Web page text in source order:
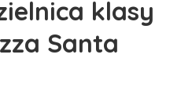
klasy
Santa